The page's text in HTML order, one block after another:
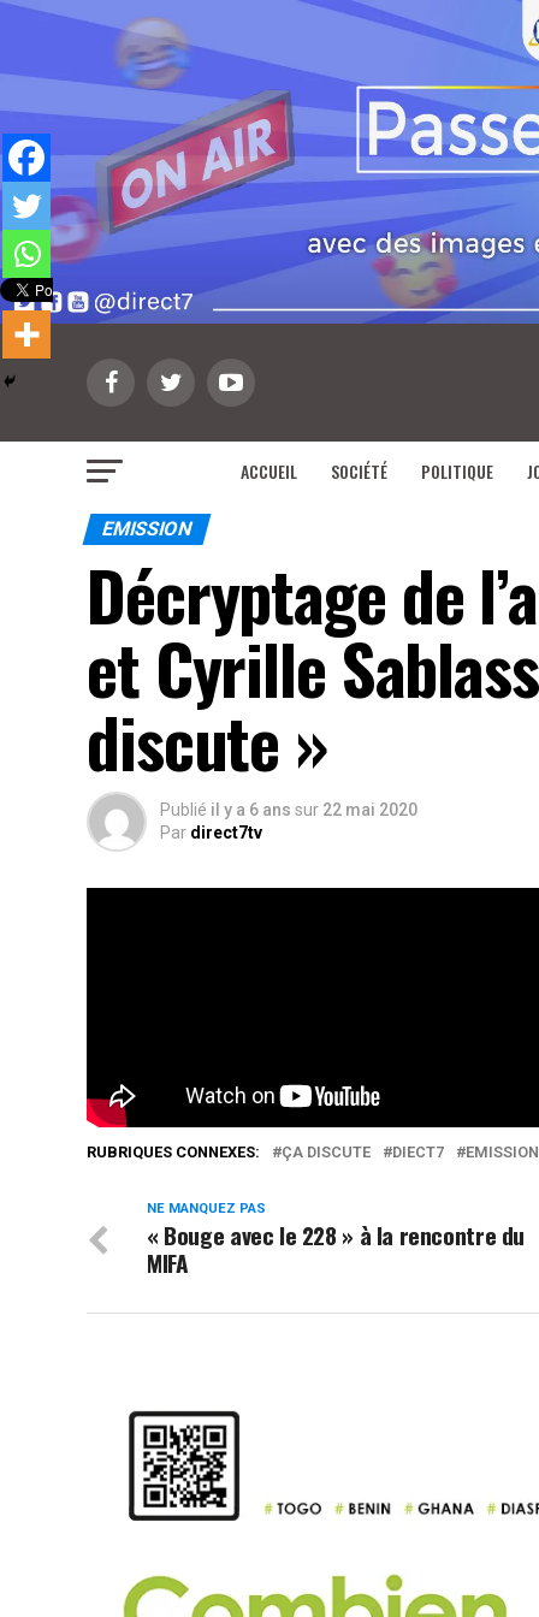
ACCUEIL SOCIÉTÉ POLITIQUE
EMISSION
Décryptage de
et Cyrille
discute »
Publié il y a 6 ans sur 22 mai 2020
Par direct7tv
RUBRIQUES CONNEXES: ÇA DISCUTE DIECT7
NE MANQUEZ PAS
« Bouge avec le 228 » à la rencontre du
MIFA